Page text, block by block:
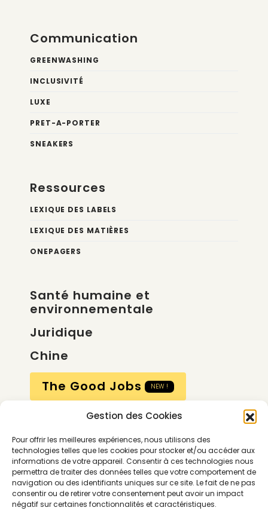
Gestion des Cookies
Pour offrir les meilleures expériences, nous utilisons des
technologies telles que les cookies pour stocker et/ou accéder aux
informations de votre appareil. Consentir à ces technologies nous
permettra de traiter des données telles que votre comportement de
navigation ou des identifiants uniques sur ce site. Le fait de ne pas
consentir ou de retirer votre consentement peut avoir un impact
négatif sur certaines fonctionnalités et caractéristiques.
Communication
GREENWASHING
INCLUSIVITÉ
LUXE
PRET-A-PORTER
SNEAKERS
Ressources
LEXIQUE DES LABELS
LEXIQUE DES MATIÈRES
ONEPAGERS
Santé humaine et
environnementale
Juridique
Chine
The Good Jobs
NEW !
Compte
Calendrier
Contactez-nous